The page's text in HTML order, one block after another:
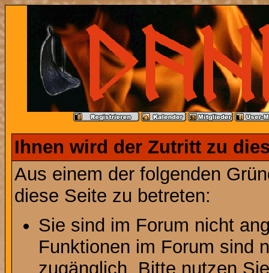
Ihnen wird der Zutritt zu
Aus einem der folgenden
diese Seite zu betreten:
Sie sind im Forum nicht
Funktionen im Forum sind
zugänglich. Bitte nutzen